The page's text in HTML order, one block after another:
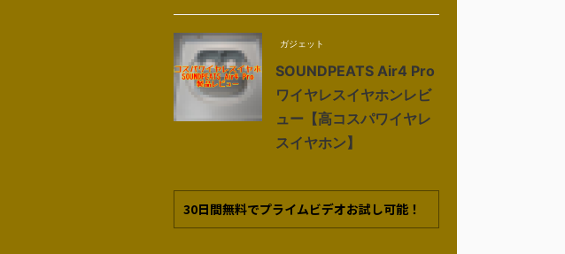
ガジェット
SOUNDPEATS Air4 Pro
ワイヤレスイヤホンレビ
ュー【高コスパワイヤレ
スイヤホン】
30日間無料でプライムビデオお試し可能！